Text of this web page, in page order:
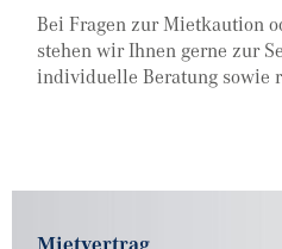
Bei Fragen zur Mietkaution
stehen wir Ihnen gerne zur
individuelle Beratung sowie
Mietvertrag